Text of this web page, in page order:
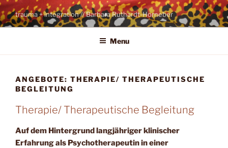
Skip
to
content
trauma + integration // Barbara Ruthardt-Horneber
Menu
ANGEBOTE: THERAPIE/ THERAPEUTISCHE
BEGLEITUNG
Therapie/ Therapeutische Begleitung
Auf dem Hintergrund langjähriger klinischer
Erfahrung als Psychotherapeutin in einer